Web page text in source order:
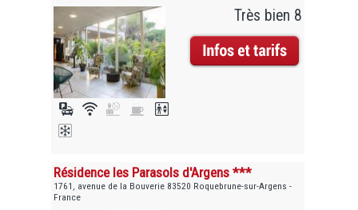
Très bien 8
Résidence les Parasols d'Argens ***
1761, avenue de la Bouverie 83520 Roquebrune-sur-Argens -
France